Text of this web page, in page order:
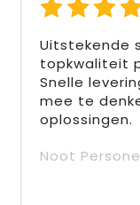
Uitstekende
topkwaliteit
Snelle
mee te
oplossingen.
Noot